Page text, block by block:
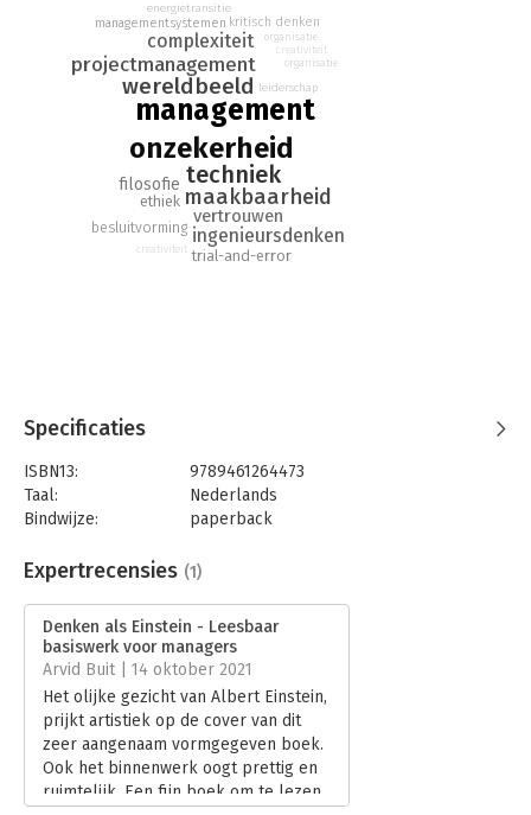
openstaan voor fouten. Daarmee is dit boek een strijdlustige
oproep tegen het maakbaarheidsdenken in het bedrijfsleven
en in de samenleving.
Er is niets mis met het streven naar perfectie, maar het wordt
tijd dat bestuurders en managers accepteren dat onzekerheid
en falen onlosmakelijk verbonden zijn met het leven.
management
onzekerheid
techniek
wereldbeeld
maakbaarheid
vertrouwen
projectmanagement
complexiteit
ingenieursdenken
ethiek
filosofie
trial-and-error
besluitvorming
managementsystemen
leiderschap
energietransitie
kritisch denken
creativiteit
organisatie
creativiteit
organisatie
Specificaties
ISBN13:
9789461264473
Taal:
Nederlands
Bindwijze:
paperback
Uitgever:
Uitgeverij Haystack
Verschijningsdatum:
Hoofdrubriek: Algemeen management
maatschappij
Expertrecensies (1)
Denken als Einstein - Leesbaar
basiswerk voor managers
Arvid Buit | 14 oktober 2021
Het olijke gezicht van Albert Einstein,
prijkt artistiek op de cover van dit
zeer aangenaam vormgegeven boek.
Ook het binnenwerk oogt prettig en
ruimtelijk. Een fijn boek om te lezen,